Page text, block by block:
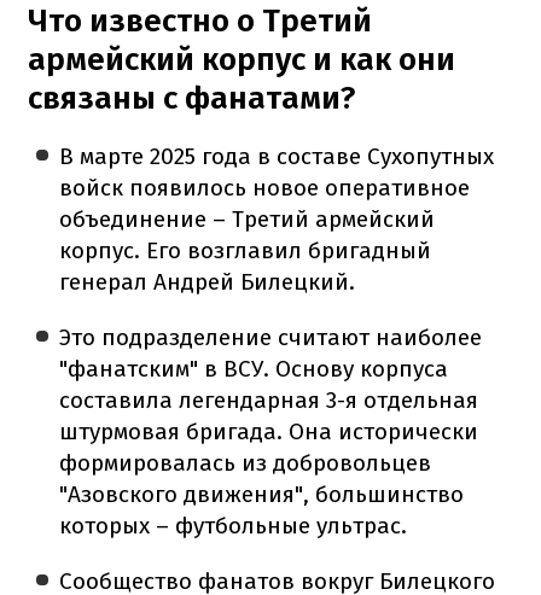
Что известно о Третий
армейский корпус и как они
связаны с фанатами?
В марте 2025 года в составе Сухопутных
войск появилось новое оперативное
объединение – Третий армейский
корпус. Его возглавил бригадный
генерал Андрей Билецкий.
Это подразделение считают наиболее
"фанатским" в ВСУ. Основу корпуса
составила легендарная 3-я отдельная
штурмовая бригада. Она исторически
формировалась из добровольцев
"Азовского движения", большинство
которых – футбольные ультрас.
Сообщество фанатов вокруг Билецкого